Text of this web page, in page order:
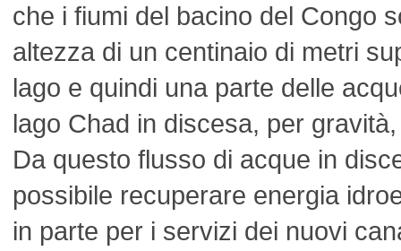
che i fiumi del bacino del Congo
altezza di un centinaio di metri
lago e quindi una parte delle
lago Chad in discesa, per
Da questo flusso di acque in
possibile recuperare energia
in parte per i servizi dei nuovi